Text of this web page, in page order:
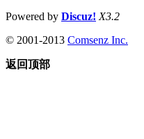
Powered by Discuz! X3.2
© 2001-2013 Comsenz Inc.
返回顶部